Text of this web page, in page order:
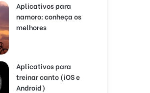
Aplicativos para
namoro: conheça os
melhores
Aplicativos para
treinar canto (iOS e
Android)